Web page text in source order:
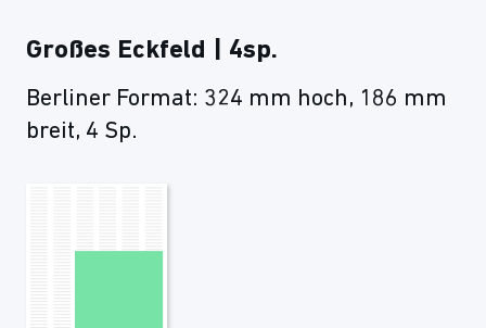
Großes Eckfeld | 4sp.
Berliner Format: 324 mm hoch, 186 mm
breit, 4 Sp.